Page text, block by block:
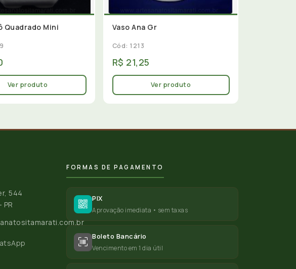
Quadrado Mini
Ver produto
Vaso Ana Gr
Cód: 1213
R$ 21,25
Ver produto
544
FORMAS DE PAGAMENTO
PIX
Aprovação imediata • sem taxas
Boleto Bancário
Vencimento em 1 dia útil